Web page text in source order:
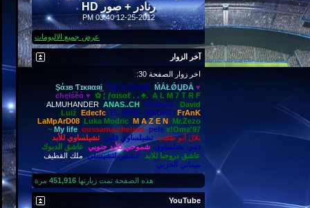
رنادر + صور HD
12-25-2012
03:40 PM
عرض جميع الالبومات
آخر الزوار
اخر زوار الصفحة 30:
Şάзв Ƭɪκяαяi̲ Ťђέ ŁέĢέŋĐ ḾẮŁǾЏĐẮ ♥
ċћęłśĕά ♥ ✿ ¦ ƒαιѕαℓ . . ♣. A L M 7 T R F
ALMUHANDER ANAS..CH Chelsea - David
Luiź Edecfc EL REAL MADRID FrAnK
LaMpArD08 Luka Modric M A Z E N Mr.Zezo
My life oussama.chelsea pele x!Oma'97~
بلال أبو طليب تشيلساوي قلبي تشيلساوي للأبد
دمي تشلساوي شموخي للأبد جنوبي عاشق الديوك
عاشق دروجبا للابد
عشقي لتشيسلي ملك القطيف
ميماتي الحربي
هذه الصفحة تمت زيارتها 451,916 مرة
YouTube